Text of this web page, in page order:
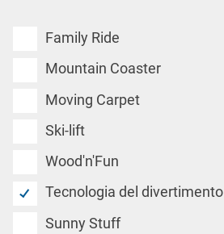
Family Ride
Mountain Coaster
Moving Carpet
Ski-lift
Wood'n'Fun
Tecnologia del divertimento
Sunny Stuff